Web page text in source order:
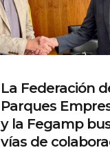
La Federación
Parques
y la Fegamp
vías de